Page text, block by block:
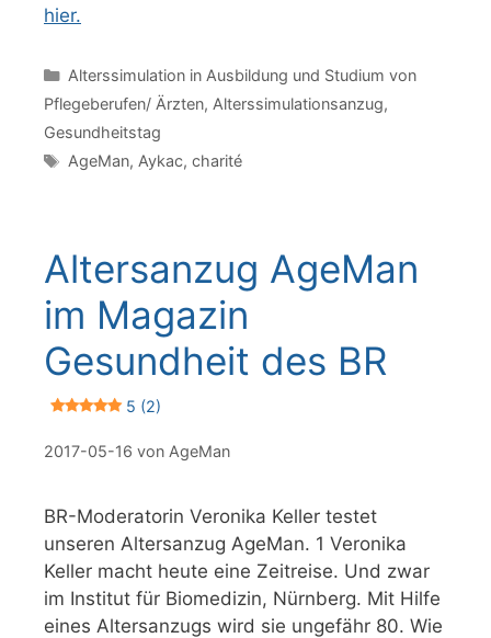
hier.
Kategorien
Alterssimulation in Ausbildung und Studium von
Pflegeberufen/ Ärzten, Alterssimulationsanzug,
Gesundheitstag
Schlagwörter
AgeMan, Aykac, charité
Altersanzug AgeMan
im Magazin
Gesundheit des BR
5 (2)
2017-05-16 von AgeMan
BR-Moderatorin Veronika Keller testet
unseren Altersanzug AgeMan. 1 Veronika
Keller macht heute eine Zeitreise. Und zwar
im Institut für Biomedizin, Nürnberg. Mit Hilfe
eines Altersanzugs wird sie ungefähr 80. Wie